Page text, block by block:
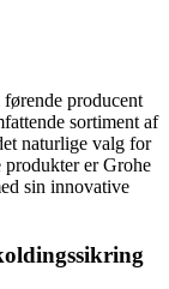
producent
sortiment af
naturlige valg for
produkter er Grohe
sin innovative